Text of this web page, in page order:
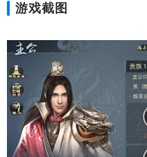
游戏截图